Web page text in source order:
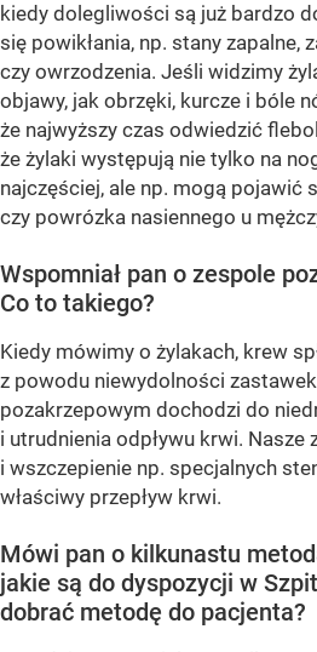
kiedy dolegliwości są już bardzo
się powikłania, np. stany zapalne,
czy owrzodzenia. Jeśli widzimy
objawy, jak obrzęki, kurcze i bóle
że najwyższy czas odwiedzić
że żylaki występują nie tylko na
najczęściej, ale np. mogą pojawić
czy powrózka nasiennego u
Wspomniał pan o zespole
Co to takiego?
Kiedy mówimy o żylakach, krew
z powodu niewydolności
pozakrzepowym dochodzi do
i utrudnienia odpływu krwi. Nasze
i wszczepienie np. specjalnych
właściwy przepływ krwi.
Mówi pan o kilkunastu
jakie są do dyspozycji w
dobrać metodę do pacjenta?